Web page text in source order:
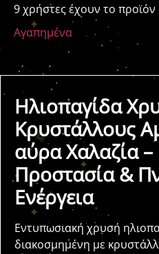
9 χρήστες έχουν το
Αγαπημένα
Ηλιοπαγίδα
Κρυστάλλους
αύρα Χαλαζία
Προστασία &
Ενέργεια
Εντυπωσιακή χρυσή
διακοσμημένη με